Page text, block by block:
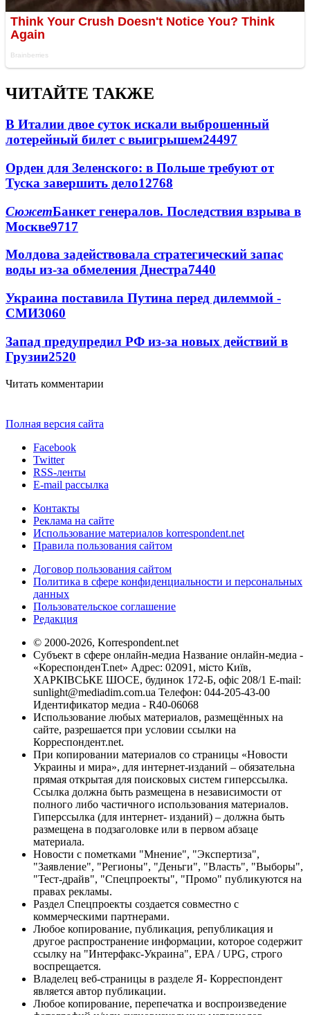
ЧИТАЙТЕ ТАКЖЕ
В Италии двое суток искали выброшенный
лотерейный билет с выигрышем24497
Орден для Зеленского: в Польше требуют от
Туска завершить дело12768
СюжетБанкет генералов. Последствия взрыва в
Москве9717
Молдова задействовала стратегический запас
воды из-за обмеления Днестра7440
Украина поставила Путина перед дилеммой -
СМИ3060
Запад предупредил РФ из-за новых действий в
Грузии2520
Читать комментарии
Полная версия сайта
Facebook
Twitter
RSS-ленты
E-mail рассылка
Контакты
Реклама на сайте
Использование материалов korrespondent.net
Правила пользования сайтом
Договор пользования сайтом
Политика в сфере конфиденциальности и персональных
данных
Пользовательское соглашение
Редакция
© 2000-2026, Korrespondent.net
Субъект в сфере онлайн-медиа Название онлайн-медиа -
«КореспонденТ.net» Адрес: 02091, місто Київ,
ХАРКІВСЬКЕ ШОСЕ, будинок 172-Б, офіс 208/1 E-mail:
sunlight@mediadim.com.ua Телефон: 044-205-43-00
Идентификатор медиа - R40-06068
Использование любых материалов, размещённых на
сайте, разрешается при условии ссылки на
Корреспондент.net.
При копировании материалов со страницы «Новости
Украины и мира», для интернет-изданий – обязательна
прямая открытая для поисковых систем гиперссылка.
Ссылка должна быть размещена в независимости от
полного либо частичного использования материалов.
Гиперссылка (для интернет- изданий) – должна быть
размещена в подзаголовке или в первом абзаце
материала.
Новости с пометками "Мнение", "Экспертиза",
"Заявление", "Регионы", "Деньги", "Власть", "Выборы",
"Тест-драйв", "Спецпроекты", "Промо" публикуются на
правах рекламы.
Раздел Спецпроекты создается совместно с
коммерческими партнерами.
Любое копирование, публикация, републикация и
другое распространение информации, которое содержит
ссылку на "Интерфакс-Украина", EPA / UPG, строго
воспрещается.
Владелец веб-страницы в разделе Я- Корреспондент
является автор публикации.
Любое копирование, перепечатка и воспроизведение